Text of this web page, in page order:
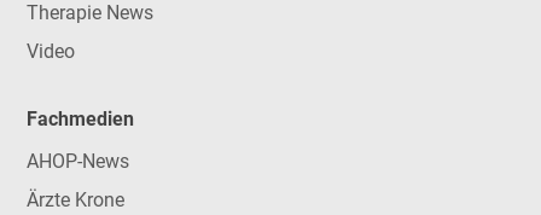
Therapie News
Video
Fachmedien
AHOP-News
Ärzte Krone